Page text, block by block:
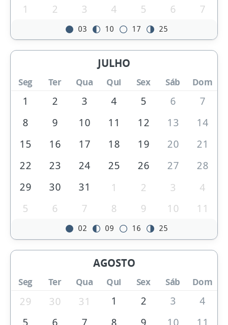
1 2 3 4 5 6 7
03 10 17 25
JULHO
Seg Ter Qua Qui Sex Sáb Dom
1 2 3 4 5 6
7
8
9 10 11 12 13
14
15
16 17 18 19 20
21
22
23 24 25 26 27
28
29
30 31 1 2 3
4
5
6 7 8 9 10 11
02 09 16 25
AGOSTO
Seg Ter Qua Qui Sex Sáb Dom
29 30 31 1 2 3
4
5
6 7 8 9 10
11